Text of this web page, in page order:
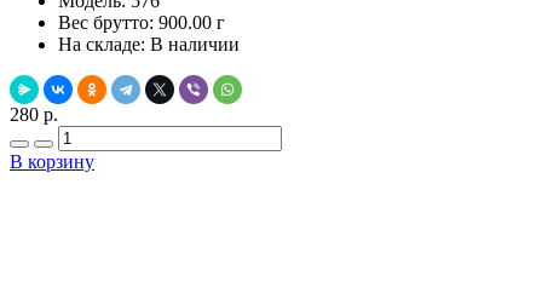
Вес брутто: 900.00 г
На складе: В наличии
280 р.
В корзину